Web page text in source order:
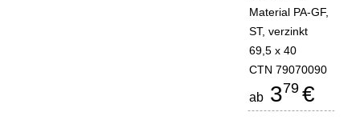
Material PA-GF,
ST, verzinkt
69,5 x 40
CTN 79070090
ab 379 €